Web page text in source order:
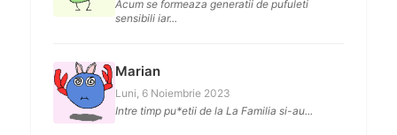
Acum se formeaza generatii de pufuleti
sensibili iar...
Marian
Luni, 6 Noiembrie 2023
Intre timp pu*etii de la La Familia si-au...